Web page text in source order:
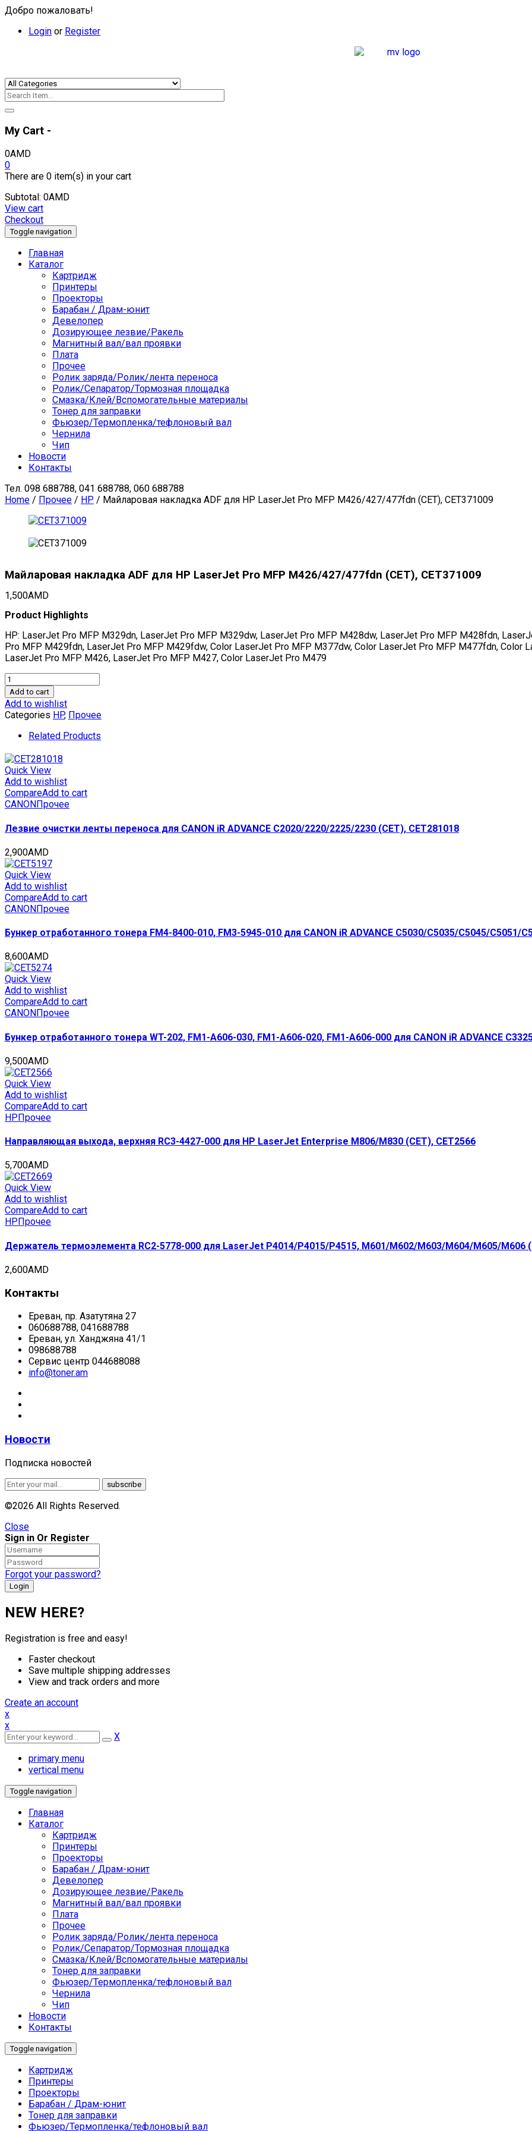
Добро пожаловать!
Login or Register
My Cart -
0AMD
0
There are 0 item(s) in your cart
Subtotal: 0AMD
View cart
Checkout
Toggle navigation
Главная
Каталог
Картридж
Принтеры
Проекторы
Барабан / Драм-юнит
Девелопер
Дозирующее лезвие/Ракель
Магнитный вал/вал проявки
Плата
Прочее
Ролик заряда/Ролик/лента переноса
Ролик/Сепаратор/Тормозная площадка
Смазка/Клей/Вспомогательные материалы
Тонер для заправки
Фьюзер/Термопленка/тефлоновый вал
Чернила
Чип
Новости
Контакты
Тел. 098 688788, 041 688788, 060 688788
Home / Прочее / HP / Майларовая накладка ADF для HP LaserJet Pro MFP M426/427/477fdn (CET), CET371009
Майларовая накладка ADF для HP LaserJet Pro MFP M426/427/477fdn (CET), CET371009
1,500AMD
Product Highlights
HP: LaserJet Pro MFP M329dn, LaserJet Pro MFP M329dw, LaserJet Pro MFP M428dw, LaserJet Pro MFP M428fdn,
Pro MFP M429fdn, LaserJet Pro MFP M429fdw, Color LaserJet Pro MFP M377dw, Color LaserJet Pro MFP M477fdn,
LaserJet Pro MFP M426, LaserJet Pro MFP M427, Color LaserJet Pro M479
Майларовая
накладка
ADF
для
LaserJet
MFP
M426/427/477fdn
(CET),
CET371009
quantity
Add to cart
Add to wishlist
Categories HP, Прочее
Related Products
Quick View
Add to wishlist
CompareAdd to cart
CANON Прочее
Лезвие очистки ленты переноса для CANON iR ADVANCE C2020/2220/2225/2230 (CET), CET281018
2,900AMD
Quick View
Add to wishlist
CompareAdd to cart
CANONПрочее
Бункер отработанного тонера FM4-8400-010, FM3-5945-010 для CANON iR ADVANCE C5030/C5035/C5045/C5051/
8,600AMD
Quick View
Add to wishlist
CompareAdd to cart
CANON Прочее
Бункер отработанного тонера WT-202, FM1-A606-030, FM1-A606-020, FM1-A606-000 для CANON iR ADVANCE
9,500AMD
Quick View
Add to wishlist
CompareAdd to cart
HPПрочее
Направляющая выхода, верхняя RC3-4427-000 для HP LaserJet Enterprise M806/M830 (CET), CET2566
5,700AMD
Quick View
Add to wishlist
CompareAdd to cart
HP Прочее
Держатель термоэлемента RC2-5778-000 для LaserJet P4014/P4015/P4515, M601/M602/M603/M604/M605/M606
2,600AMD
Контакты
Ереван, пр. Азатутяна 27
060688788, 041688788
Ереван, ул. Ханджяна 41/1
098688788
Сервис центр 044688088
info@toner.am
Новости
Подписка новостей
©2026 All Rights Reserved.
Close
Sign in Or Register
Forgot your password?
NEW HERE?
Registration is free and easy!
Faster checkout
Save multiple shipping addresses
View and track orders and more
Create an account
x
x
X
primary menu
vertical menu
Toggle navigation
Главная
Каталог
Картридж
Принтеры
Проекторы
Барабан / Драм-юнит
Девелопер
Дозирующее лезвие/Ракель
Магнитный вал/вал проявки
Плата
Прочее
Ролик заряда/Ролик/лента переноса
Ролик/Сепаратор/Тормозная площадка
Смазка/Клей/Вспомогательные материалы
Тонер для заправки
Фьюзер/Термопленка/тефлоновый вал
Чернила
Чип
Новости
Контакты
Toggle navigation
Картридж
Принтеры
Проекторы
Барабан / Драм-юнит
Тонер для заправки
Фьюзер/Термопленка/тефлоновый вал